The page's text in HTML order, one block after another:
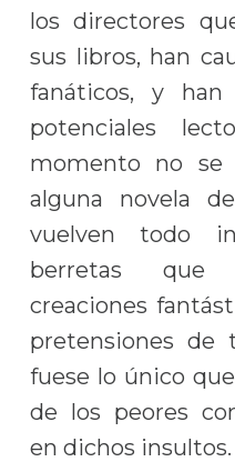
los directores
sus libros, han
fanáticos, y han
potenciales
momento no se
alguna novela
vuelven todo
berretas que
creaciones
pretensiones de
fuese lo único
de los peores
en dichos insultos.